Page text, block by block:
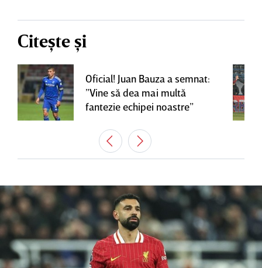
Citește și
Oficial! Juan Bauza a semnat:
”Vine să dea mai multă
fantezie echipei noastre”